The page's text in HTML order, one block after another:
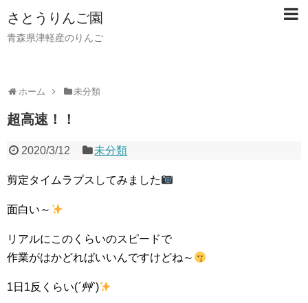
さとうりんご園
青森県津軽産のりんご
ホーム 未分類
超高速！！
2020/3/12 未分類
剪定タイムラプスしてみました
面白い～
リアルにこのくらいのスピードで
作業がはかどればいいんですけどね～
1日1反くらい(´艸`)